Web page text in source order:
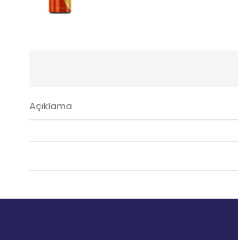
Açıklama